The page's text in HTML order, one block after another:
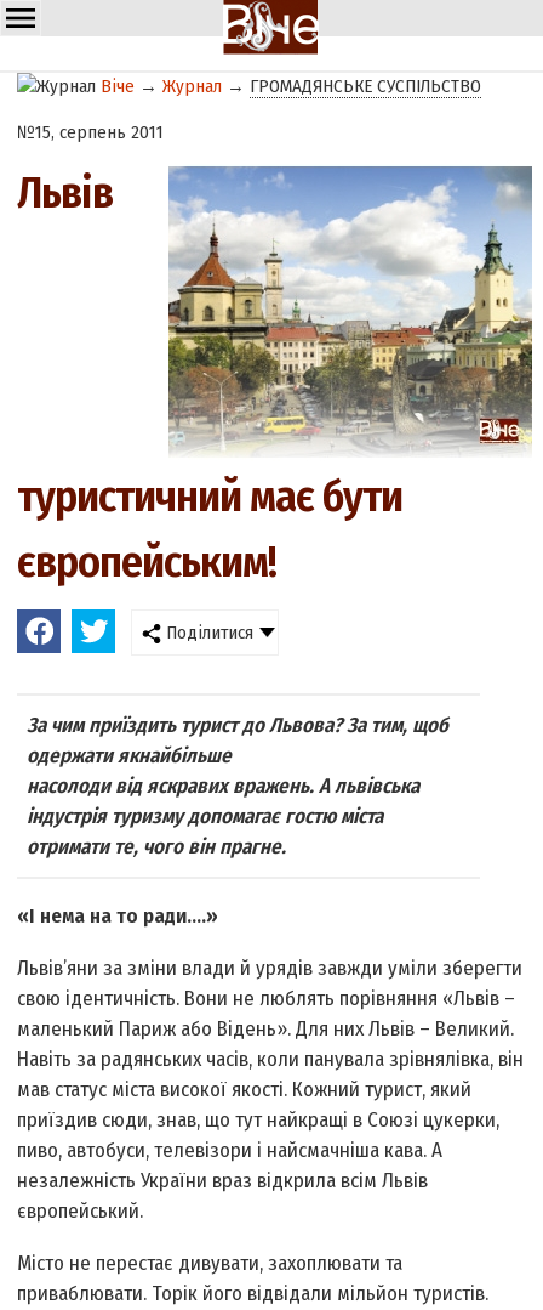
Віче →Журнал → ГРОМАДЯНСЬКЕ СУСПІЛЬСТВО
№15, серпень 2011
Львів
туристичний має бути
європейським!
Поділитися
За чим приїздить турист до Львова? За тим, щоб
одержати якнайбільше
насолоди від яскравих вражень. А львівська
індустрія туризму допомагає гостю міста
отримати те, чого він прагне.
«І нема на то ради....»
Львів’яни за зміни влади й урядів завжди уміли зберегти
свою ідентичність. Вони не люблять порівняння «Львів –
маленький Париж або Відень». Для них Львів – Великий.
Навіть за радянських часів, коли панувала зрівнялівка, він
мав статус міста високої якості. Кожний турист, який
приїздив сюди, знав, що тут найкращі в Союзі цукерки,
пиво, автобуси, телевізори і найсмачніша кава. А
незалежність України враз відкрила всім Львів
європейський.
Місто не перестає дивувати, захоплювати та
приваблювати. Торік його відвідали мільйон туристів.